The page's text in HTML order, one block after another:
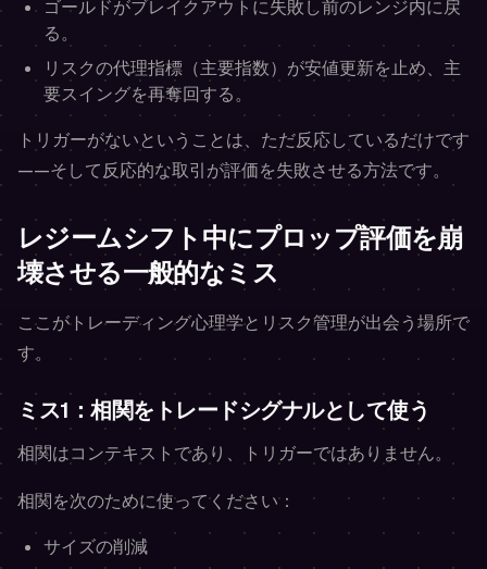
ゴールドがブレイクアウトに失敗し前のレンジ内に戻
る。
リスクの代理指標（主要指数）が安値更新を止め、主
要スイングを再奪回する。
トリガーがないということは、ただ反応しているだけです
——そして反応的な取引が評価を失敗させる方法です。
レジームシフト中にプロップ評価を崩
壊させる一般的なミス
ここがトレーディング心理学とリスク管理が出会う場所で
す。
ミス1：相関をトレードシグナルとして使う
相関はコンテキストであり、トリガーではありません。
相関を次のために使ってください：
サイズの削減